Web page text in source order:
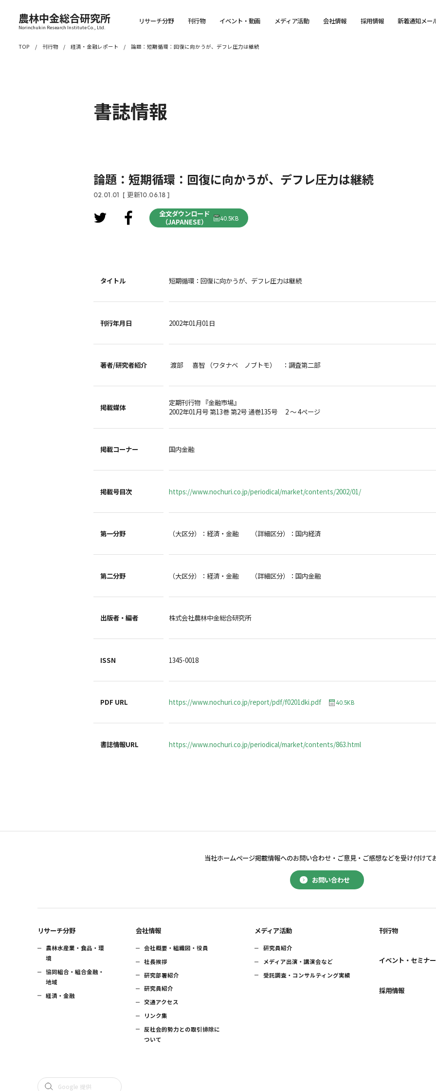
農林中金総合研究所
Norinchukin Research Institute Co., Ltd.
リサーチ分野 刊行物 イベント・動画 メディア活動 会社情報 採用情報 新着通知メー
TOP 刊行物 経済・金融レポート 論題：短期循環：回復に向かうが、デフレ圧力は継続
書誌情報
論題：短期循環：回復に向かうが、デフレ圧力は継続
02.01.01 [ 更新10.06.18 ]
全文ダウンロード
（JAPANESE）
40.5KB
タイトル 短期循環：回復に向かうが、デフレ圧力は継続
刊行年月日 2002年01月01日
著者/研究者紹介 渡部 喜智 （ワタナベ ノブトモ） ：調査第二部
掲載媒体
定期刊行物 『金融市場』
2002年01月号 第13巻 第2号 通巻135号 2 ～ 4ページ
掲載コーナー 国内金融
掲載号目次 https://www.nochuri.co.jp/periodical/market/contents/2002/01/
第一分野 （大区分）：経済・金融 （詳細区分）：国内経済
第二分野 （大区分）：経済・金融 （詳細区分）：国内金融
出版者・編者 株式会社農林中金総合研究所
ISSN 1345-0018
PDF URL https://www.nochuri.co.jp/report/pdf/f0201dki.pdf 40.5KB
書誌情報URL https://www.nochuri.co.jp/periodical/market/contents/863.html
お問い合わせ
当社ホームページ掲載情報へのお問い合わせ・ ご意見・ご感想などを受け付けて
リサーチ分野
農林水産業・食品・環
境
協同組合・組合金融・
地域
経済・金融
会社情報
会社概要・組織図・役員
社長挨拶
研究部署紹介
研究員紹介
交通アクセス
リンク集
反社会的勢力との取引排除に
ついて
メディア活動
研究員紹介
メディア出演・講演会など
受託調査・コンサルティング実績
刊行物
イベント・セミナー
採用情報